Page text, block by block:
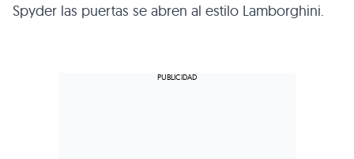
Spyder las puertas se abren al estilo Lamborghini.